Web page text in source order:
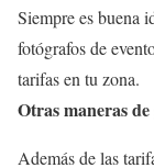
Siempre es buena
fotógrafos de
tarifas en tu zona.
Otras maneras
Además de las